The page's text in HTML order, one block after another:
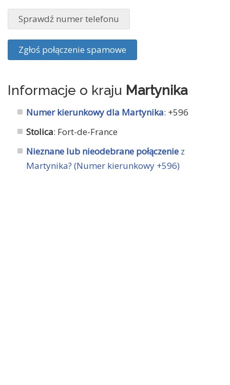
Sprawdź numer telefonu
Zgłoś połączenie spamowe
Informacje o kraju Martynika
Numer kierunkowy dla Martynika: +596
Stolica: Fort-de-France
Nieznane lub nieodebrane połączenie z
Martynika? (Numer kierunkowy +596)